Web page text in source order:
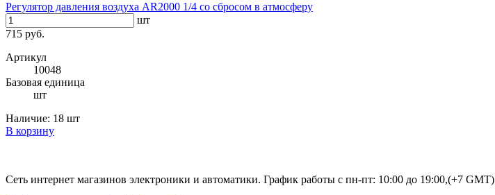
Регулятор давления воздуха AR2000 1/4 со сбросом в атмосферу
шт
715 руб.
Артикул
10048
Базовая единица
шт
Наличие: 18 шт
В корзину
Сеть интернет магазинов электроники и автоматики. График работы с пн-пт: 10:00 до 19:00,(+7 GMT)